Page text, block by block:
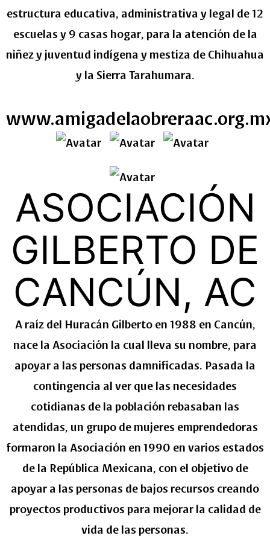
estructura educativa, administrativa y legal de 12
escuelas y 9 casas hogar, para la atención de la
niñez y juventud indígena y mestiza de Chihuahua
y la Sierra Tarahumara.
ASOCIACIÓN
GILBERTO DE
CANCÚN, AC
A raíz del Huracán Gilberto en 1988 en Cancún,
nace la Asociación la cual lleva su nombre, para
apoyar a las personas damnificadas. Pasada la
contingencia al ver que las necesidades
cotidianas de la población rebasaban las
atendidas, un grupo de mujeres emprendedoras
formaron la Asociación en 1990 en varios estados
de la República Mexicana, con el objetivo de
apoyar a las personas de bajos recursos creando
proyectos productivos para mejorar la calidad de
vida de las personas.